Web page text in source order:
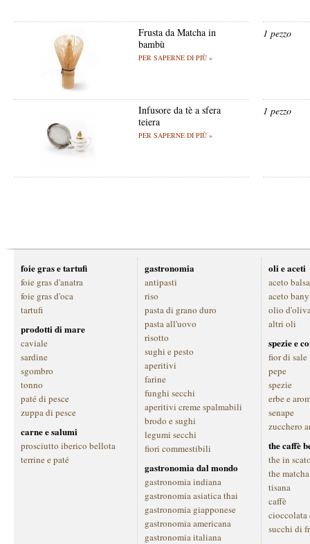
Frusta da Matcha in
bambù
PER SAPERNE DI PIÙ »
1 pezzo
Infusore da tè a sfera
teiera
PER SAPERNE DI PIÙ »
1 pezzo
foie gras e tartufi
foie gras d'anatra
foie gras d'oca
tartufi
prodotti di mare
caviale
sardine
sgombro
tonno
paté di pesce
zuppa di pesce
carne e salumi
prosciutto iberico bellota
terrine e paté
gastronomia
antipasti
riso
pasta di grano duro
pasta all'uovo
risotto
sughi e pesto
aperitivi
farine
funghi secchi
aperitivi creme spalmabili
brodo e sughi
legumi secchi
fiori commestibili
gastronomia dal mondo
gastronomia indiana
gastronomia asiatica thai
gastronomia giapponese
gastronomia americana
gastronomia italiana
oli e aceti
aceto
aceto
olio
altri oli
spezie e
fior di sale
pepe
spezie
erbe e
senape
zucchero
the caffè
the in
the matcha
tisana
caffè
cioccolata
succhi di